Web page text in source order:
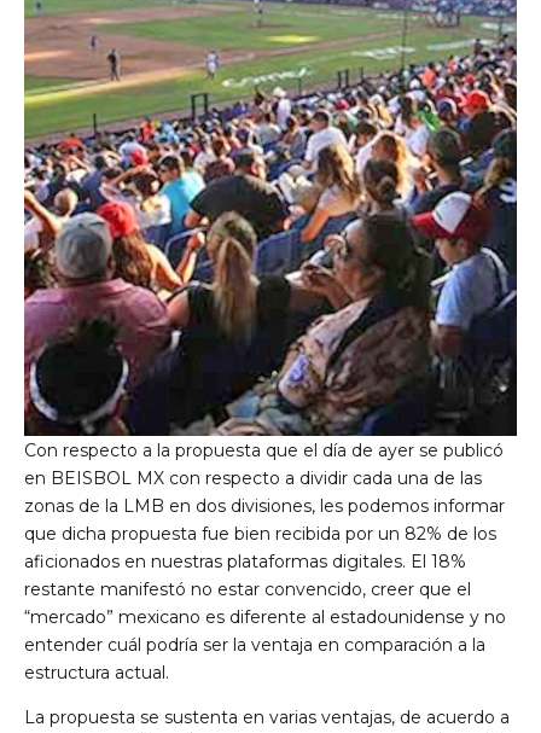
Con respecto a la propuesta que el día de ayer se publicó
en BEISBOL MX con respecto a dividir cada una de las
zonas de la LMB en dos divisiones, les podemos informar
que dicha propuesta fue bien recibida por un 82% de los
aficionados en nuestras plataformas digitales. El 18%
restante manifestó no estar convencido, creer que el
“mercado” mexicano es diferente al estadounidense y no
entender cuál podría ser la ventaja en comparación a la
estructura actual.
La propuesta se sustenta en varias ventajas, de acuerdo a